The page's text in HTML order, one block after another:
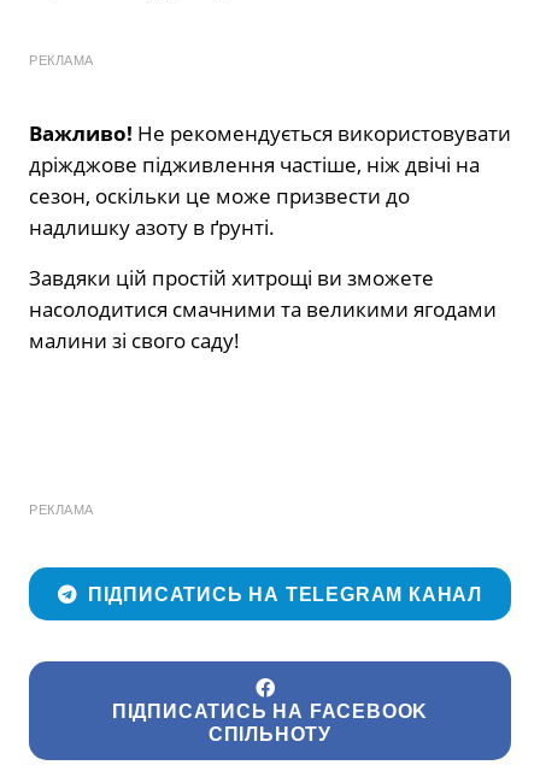
РЕКЛАМА
Важливо! Не рекомендується використовувати
дріжджове підживлення частіше, ніж двічі на
сезон, оскільки це може призвести до
надлишку азоту в ґрунті.
Завдяки цій простій хитрощі ви зможете
насолодитися смачними та великими ягодами
малини зі свого саду!
РЕКЛАМА
ПІДПИСАТИСЬ НА TELEGRAM КАНАЛ
ПІДПИСАТИСЬ НА FACEBOOK
СПІЛЬНОТУ